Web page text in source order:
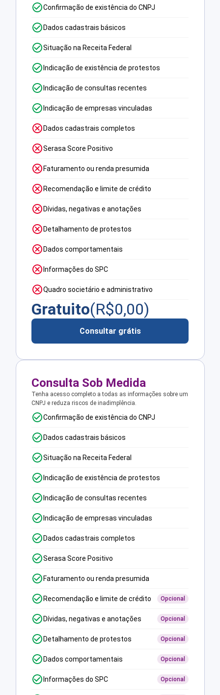
Confirmação de existência do CNPJ
Dados cadastrais básicos
Situação na Receita Federal
Indicação de existência de protestos
Indicação de consultas recentes
Indicação de empresas vinculadas
Dados cadastrais completos
Serasa Score Positivo
Faturamento ou renda presumida
Recomendação e limite de crédito
Dívidas, negativas e anotações
Detalhamento de protestos
Dados comportamentais
Informações do SPC
Quadro societário e administrativo
Gratuito(R$0,00)
Consultar grátis
Consulta Sob Medida
Tenha acesso completo a todas as informações sobre um
CNPJ e reduza riscos de inadimplência.
Confirmação de existência do CNPJ
Dados cadastrais básicos
Situação na Receita Federal
Indicação de existência de protestos
Indicação de consultas recentes
Indicação de empresas vinculadas
Dados cadastrais completos
Serasa Score Positivo
Faturamento ou renda presumida
Recomendação e limite de crédito Opcional
Dívidas, negativas e anotações Opcional
Detalhamento de protestos Opcional
Dados comportamentais Opcional
Informações do SPC Opcional